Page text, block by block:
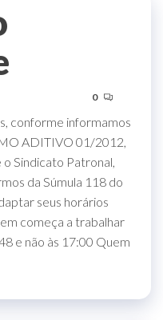
0
conforme informamos
ADITIVO 01/2012,
Sindicato Patronal,
da Súmula 118 do
seus horários
começa a trabalhar
e não às 17:00 Quem